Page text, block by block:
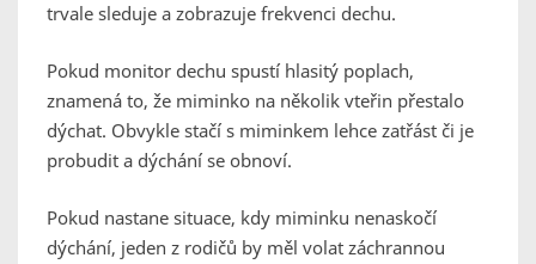
trvale sleduje a zobrazuje frekvenci dechu.
Pokud monitor dechu spustí hlasitý poplach,
znamená to, že miminko na několik vteřin přestalo
dýchat. Obvykle stačí s miminkem lehce zatřást či je
probudit a dýchání se obnoví.
Pokud nastane situace, kdy miminku nenaskočí
dýchání, jeden z rodičů by měl volat záchrannou